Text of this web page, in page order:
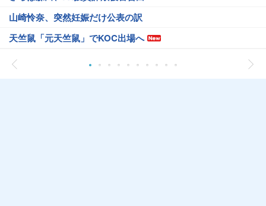
山崎怜奈、突然妊娠だけ公表の訳
天竺鼠「元天竺鼠」でKOC出場へ